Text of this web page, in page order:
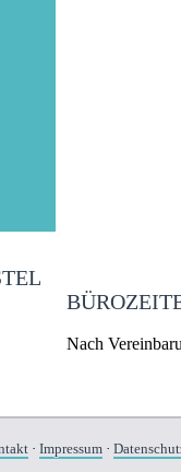
Nach
· Impressum·